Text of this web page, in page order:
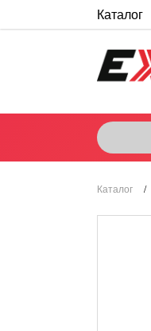
Каталог
Каталог /